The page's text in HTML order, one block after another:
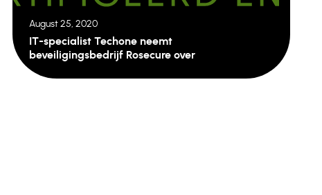
August 25, 2020
IT-specialist Techone neemt
beveiligingsbedrijf Rosecure over